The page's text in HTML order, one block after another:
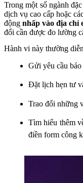
Trong một số ngành
dịch vụ cao cấp hoặc
độngnhấp vào địa chỉ
đổi cần được đo lường
Hành vi này thường
Gửi yêu cầu
Đặt lịch hẹn tư
Trao đổi những
Tìm hiểu thêm
điền form công